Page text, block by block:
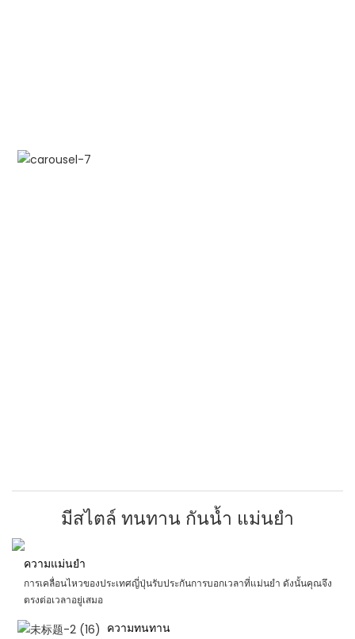
มีสไตล์ ทนทาน กันน้ำ แม่นยำ
ความแม่นยำ
การเคลื่อนไหวของประเทศญี่ปุ่นรับประกันการบอกเวลาที่แม่นยำ ดังนั้นคุณจึง
ตรงต่อเวลาอยู่เสมอ
ความทนทาน